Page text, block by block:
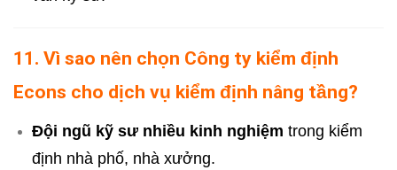
11. Vì sao nên chọn Công ty kiểm định
Econs cho dịch vụ kiểm định nâng tầng?
Đội ngũ kỹ sư nhiều kinh nghiệm trong kiểm
định nhà phố, nhà xưởng.